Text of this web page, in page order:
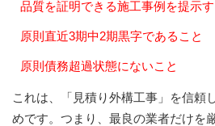
品質を証明できる施工事例を提示す
原則直近3期中2期黒字であること
原則債務超過状態にないこと
これは、「見積り外構工事」を信頼
めです。つまり、最良の業者だけを